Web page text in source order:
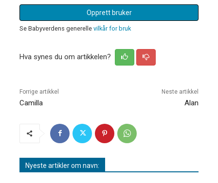
Opprett bruker
Se Babyverdens generelle vilkår for bruk
Hva synes du om artikkelen?
Forrige artikkel
Camilla
Neste artikkel
Alan
Nyeste artikler om navn: